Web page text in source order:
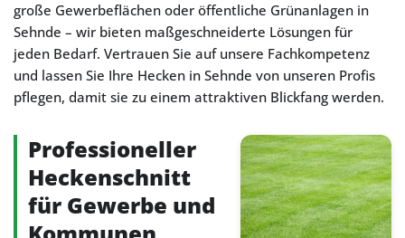
große Gewerbeflächen oder öffentliche Grünanlagen in
Sehnde – wir bieten maßgeschneiderte Lösungen für
jeden Bedarf. Vertrauen Sie auf unsere Fachkompetenz
und lassen Sie Ihre Hecken in Sehnde von unseren Profis
pflegen, damit sie zu einem attraktiven Blickfang werden.
Professioneller
Heckenschnitt
für Gewerbe und